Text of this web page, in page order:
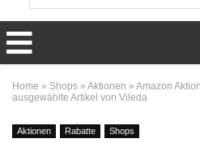
Home » Shops » Aktionen » Amazon
ausgewählte Artikel von Vileda
Aktionen Rabatte Shops